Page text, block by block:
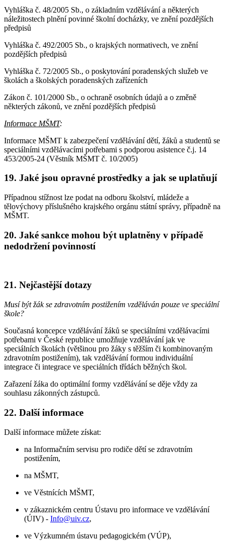
Vyhláška č. 48/2005 Sb., o základním vzdělávání a některých
náležitostech plnění povinné školní docházky, ve znění pozdějších
předpisů
Vyhláška č. 492/2005 Sb., o krajských normativech, ve znění
pozdějších předpisů
Vyhláška č. 72/2005 Sb., o poskytování poradenských služeb ve
školách a školských poradenských zařízeních
Zákon č. 101/2000 Sb., o ochraně osobních údajů a o změně
některých zákonů, ve znění pozdějších předpisů
Informace MŠMT:
Informace MŠMT k zabezpečení vzdělávání dětí, žáků a studentů se
speciálními vzdělávacími potřebami s podporou asistence č.j. 14
453/2005-24 (Věstník MŠMT č. 10/2005)
19. Jaké jsou opravné prostředky a jak se uplatňují
Případnou stížnost lze podat na odboru školství, mládeže a
tělovýchovy příslušného krajského orgánu státní správy, případně na
MŠMT.
20. Jaké sankce mohou být uplatněny v případě
nedodržení povinností
21. Nejčastější dotazy
Musí být žák se zdravotním postižením vzděláván pouze ve speciální
škole?
Současná koncepce vzdělávání žáků se speciálními vzdělávacími
potřebami v České republice umožňuje vzdělávání jak ve
speciálních školách (většinou pro žáky s těžším či kombinovaným
zdravotním postižením), tak vzdělávání formou individuální
integrace či integrace ve speciálních třídách běžných škol.
Zařazení žáka do optimální formy vzdělávání se děje vždy za
souhlasu zákonných zástupců.
22. Další informace
Další informace můžete získat:
na Informačním servisu pro rodiče dětí se zdravotním
postižením,
na MŠMT,
ve Věstnících MŠMT,
v zákaznickém centru Ústavu pro informace ve vzdělávání
(ÚIV) - Info@uiv.cz,
ve Výzkumném ústavu pedagogickém (VÚP),